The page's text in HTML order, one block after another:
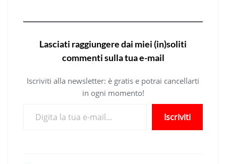
Lasciati raggiungere dai miei (in)soliti
commenti sulla tua e-mail
Iscriviti alla newsletter: è gratis e potrai cancellarti
in ogni momento!
Iscriviti